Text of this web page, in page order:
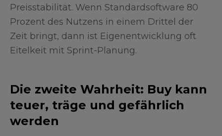
Preisstabilität. Wenn Standardsoftware 80
Prozent des Nutzens in einem Drittel der
Zeit bringt, dann ist Eigenentwicklung oft
Eitelkeit mit Sprint-Planung.
Die zweite Wahrheit: Buy kann
teuer, träge und gefährlich
werden